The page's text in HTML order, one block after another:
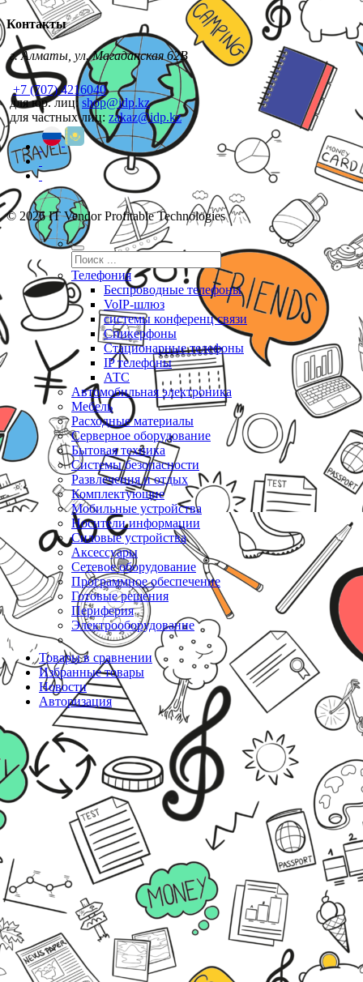
Контакты
г. Алматы, ул. Магаданская 62В
+7 (707) 4216040
для юр. лиц:shop@idp.kz
для частных лиц: zakaz@idp.kz
© 2026 IT Vendor Profitable Technologies
Телефония
Беспроводные телефоны
VoIP-шлюз
системы конференц связи
Спикерфоны
Стационарные телефоны
IP телефоны
АТС
Автомобильная электроника
Мебель
Расходные материалы
Серверное оборудование
Бытовая техника
Системы безопасности
Развлечения и отдых
Комплектующие
Мобильные устройства
Носители информации
Силовые устройства
Аксессуары
Сетевое оборудование
Программное обеспечение
Готовые решения
Периферия
Электрооборудование
Товары в сравнении
Избранные товары
Новости
Авторизация